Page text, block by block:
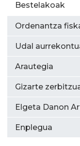
Bestelakoak
Ordenantza
Udal
Arautegia
Gizarte
Elgeta Danon
Enplegua